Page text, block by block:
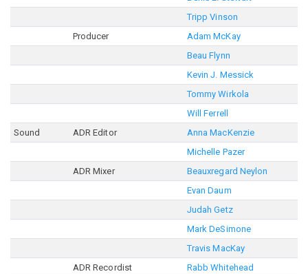
Tripp Vinson
Producer
Adam McKay
Beau Flynn
Kevin J. Messick
Tommy Wirkola
Will Ferrell
Sound
ADR Editor
Anna MacKenzie
Michelle Pazer
ADR Mixer
Beauxregard Neylon
Evan Daum
Judah Getz
Mark DeSimone
Travis MacKay
ADR Recordist
Rabb Whitehead